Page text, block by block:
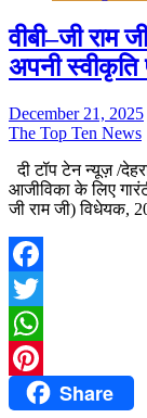
वीबी–जी राम
अपनी स्वीकृति
December 21, 2025
The Top Ten News
दी टॉप टेन न्यूज़ /
आजीविका के लिए
जी राम जी) विधेयक,
Facebook
Twitter
WhatsApp
PinterestShare